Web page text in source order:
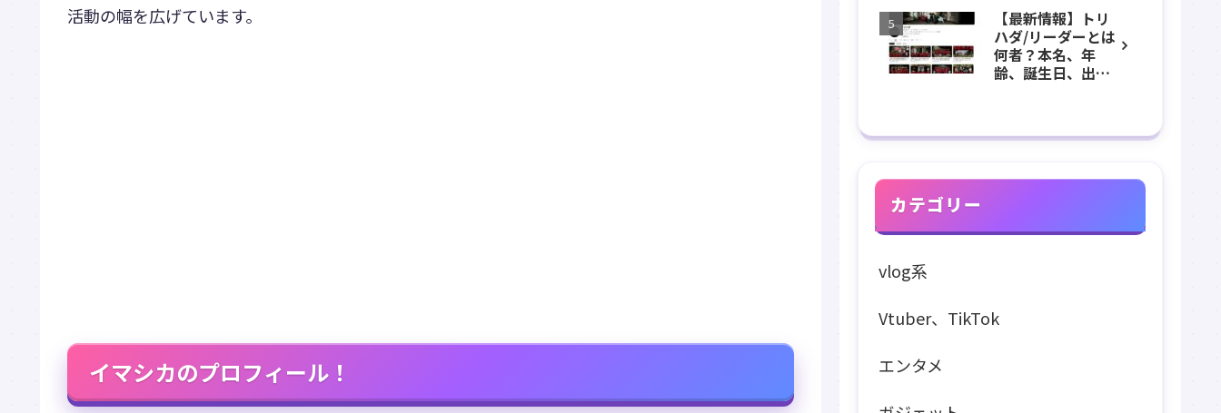
活動の幅を広げています。
イマシカのプロフィール！
長、出身などのプ
ロフィール、
YouTubeチャンネ
ル紹介！
【最新情報】トリ
ハダ/リーダーとは
何者？本名、年
齢、誕生日、出
メンバーなどのプ
YouTubeチャンネ
カテゴリー
vlog系
Vtuber、TikTok
エンタメ